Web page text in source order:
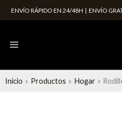
ENVÍO RÁPIDO EN 24/48H | ENVÍO
Inicio Productos Hogar